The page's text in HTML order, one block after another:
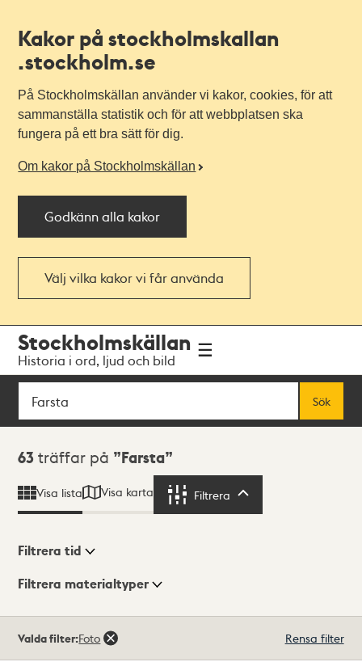
Kakor på stockholmskallan
.stockholm.se
På Stockholmskällan använder vi kakor, cookies, för att
sammanställa statistik och för att webbplatsen ska
fungera på ett bra sätt för dig.
Om kakor på Stockholmskällan
Godkänn alla kakor
Välj vilka kakor vi får använda
navigationen
huvudinnehållet
Stockholmskällan
Historia i ord, ljud och bild
Sök
Sök
Sökresultat
63 träffar på Farsta
Visa lista Visa karta Filtrera
Visningsläge
Filtrera tid
Filtrera materialtyper
träffar
Valda filter:Foto Rensa filter